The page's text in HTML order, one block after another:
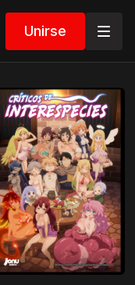
Unirse